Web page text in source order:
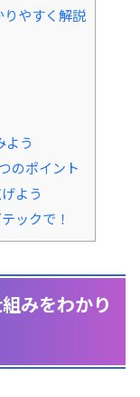
やすく解説
う
のポイント
よう
ックで！
みをわかり